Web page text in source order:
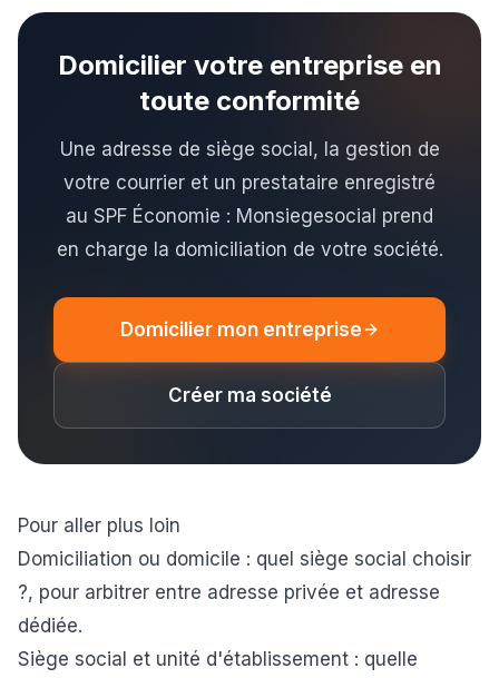
Domicilier votre entreprise en
toute conformité
Une adresse de siège social, la gestion de
votre courrier et un prestataire enregistré
au SPF Économie : Monsiegesocial prend
en charge la domiciliation de votre société.
Domicilier mon entreprise
Créer ma société
Pour aller plus loin
Domiciliation ou domicile : quel siège social choisir
?, pour arbitrer entre adresse privée et adresse
dédiée.
Siège social et unité d'établissement : quelle